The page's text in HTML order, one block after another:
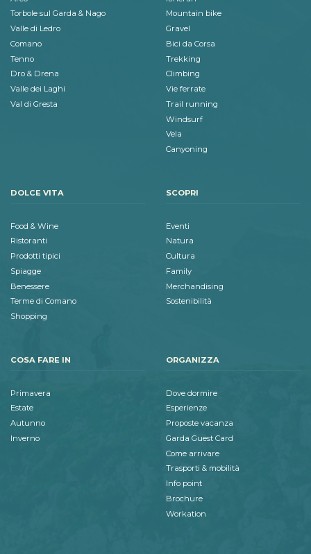
Torbole sul Garda & Nago
Valle di Ledro
Comano
Tenno
Dro & Drena
Valle dei Laghi
Val di Gresta
Mountain bike
Gravel
Bici da Corsa
Trekking
Climbing
Vie ferrate
Trail running
Windsurf
Vela
Canyoning
DOLCE VITA
Food & Wine
Ristoranti
Prodotti tipici
Spiagge
Benessere
Terme di Comano
Shopping
SCOPRI
Eventi
Natura
Cultura
Family
Merchandising
Sostenibilità
COSA FARE IN
Primavera
Estate
Autunno
Inverno
ORGANIZZA
Dove dormire
Esperienze
Proposte vacanza
Garda Guest Card
Come arrivare
Trasporti & mobilità
Info point
Brochure
Workation